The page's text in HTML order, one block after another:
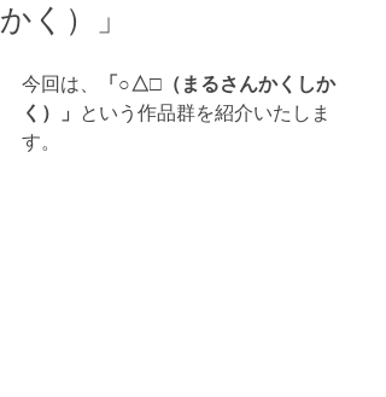
かく）」
今回は、
「○△□（まるさんかくしか
く）」
という作品群を紹介いたしま
す。